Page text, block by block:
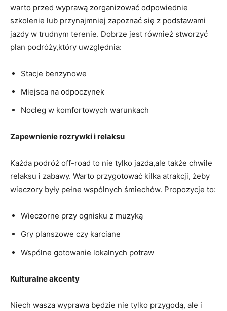
warto przed wyprawą zorganizować odpowiednie
szkolenie lub przynajmniej zapoznać się z podstawami
jazdy w trudnym terenie. Dobrze jest również stworzyć
plan podróży,który uwzględnia:
Stacje benzynowe
Miejsca na odpoczynek
Nocleg w komfortowych warunkach
Zapewnienie rozrywki i relaksu
Każda podróż off-road to nie tylko jazda,ale także chwile
relaksu i zabawy. Warto przygotować kilka atrakcji, żeby
wieczory były pełne wspólnych śmiechów. Propozycje to:
Wieczorne przy ognisku z muzyką
Gry planszowe czy karciane
Wspólne gotowanie lokalnych potraw
Kulturalne akcenty
Niech wasza wyprawa będzie nie tylko przygodą, ale i